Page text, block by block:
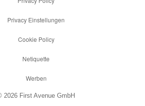
Privacy Einstellungen
Cookie Policy
Netiquette
Werben
2026 First Avenue GmbH